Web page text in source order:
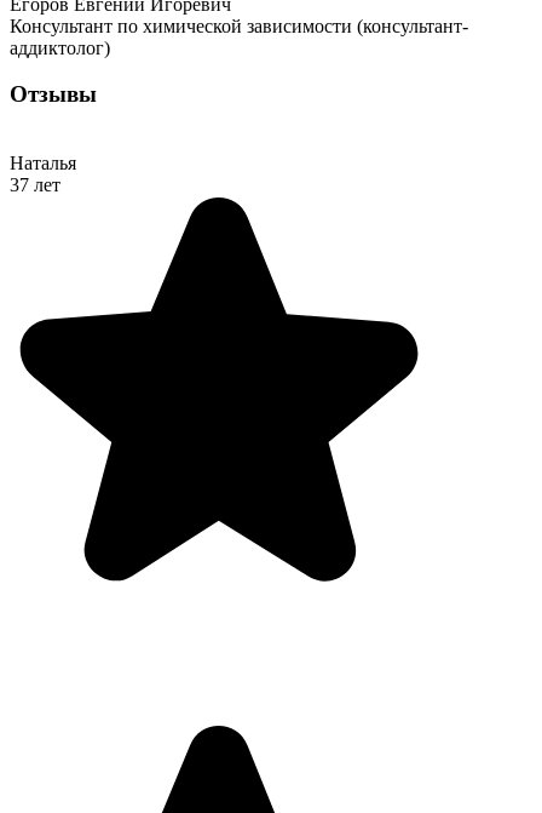
Консультант по химической зависимости (консультант-
аддиктолог)
Отзывы
Наталья
37 лет